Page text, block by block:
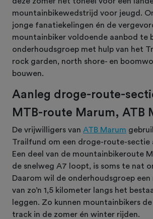
mountainbikewedstrijd voor jeugd.
jonge fanatiekelingen én de
mountainbiker voldoende aanbod te
onderhoudsgroep met hulp van het
rock garden, north shore- en
bouwen.
Aanleg droge-route-
MTB-route Marum, ATB
De vrijwilligers van ATB Marum
Trailfund om een droge-route-sectie
Een deel van de mountainbikeroute
de snelweg A7 loopt, is soms te nat
Daarom wil de onderhoudsgroep
van zo’n 1,5 kilometer langs het
leggen. Zo kunnen mountainbikers
track in de zomer én winter rijden.